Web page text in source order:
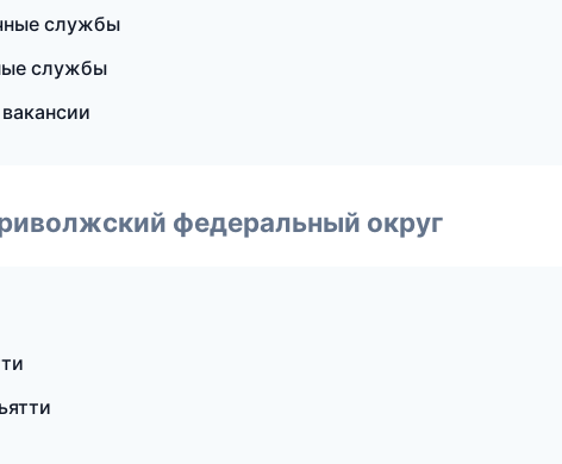
службы
службы
федеральный округ